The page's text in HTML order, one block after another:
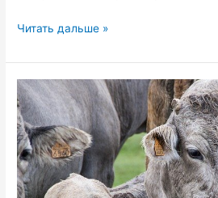
Сан
туралы
слайд
Читать дальше »